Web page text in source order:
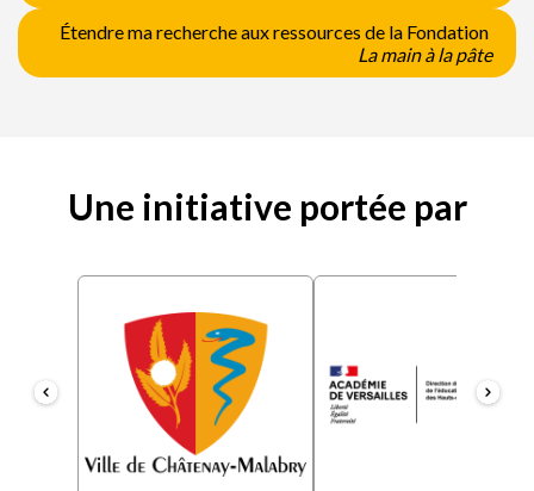
Étendre ma recherche aux ressources de la Fondation
La main à la pâte
Une initiative portée par